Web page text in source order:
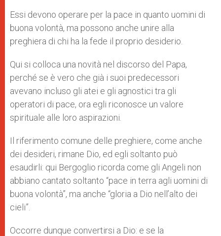
Essi devono operare per la pace in quanto uomini di
buona volontà, ma possono anche unire alla
preghiera di chi ha la fede il proprio desiderio.
Qui si colloca una novità nel discorso del Papa,
perché se è vero che già i suoi predecessori
avevano incluso gli atei e gli agnostici tra gli
operatori di pace, ora egli riconosce un valore
spirituale alle loro aspirazioni.
Il riferimento comune delle preghiere, come anche
dei desideri, rimane Dio, ed egli soltanto può
esaudirli: qui Bergoglio ricorda come gli Angeli non
abbiano cantato soltanto “pace in terra agli uomini di
buona volontà”, ma anche “gloria a Dio nell’alto dei
cieli”.
Occorre dunque convertirsi a Dio: e se la